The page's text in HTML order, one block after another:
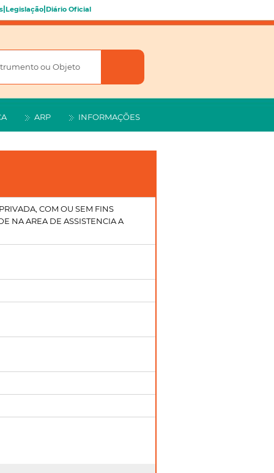
Legislação Diário Oficial
ARP INFORMAÇÕES
COM OU SEM FINS
NA AREA DE ASSISTENCIA A